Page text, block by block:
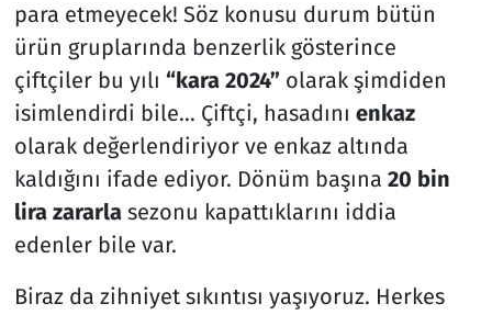
para etmeyecek! Söz konusu durum bütün
ürün gruplarında benzerlik gösterince
çiftçiler bu yılı “kara 2024”olarak şimdiden
isimlendirdi bile… Çiftçi, hasadını enkaz
olarak değerlendiriyor ve enkaz altında
kaldığını ifade ediyor. Dönüm başına 20 bin
lira zararlasezonu kapattıklarını iddia
edenler bile var.
Biraz da zihniyet sıkıntısı yaşıyoruz. Herkes